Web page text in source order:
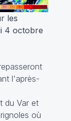
les
4 octobre
l'après-
du Var et
où